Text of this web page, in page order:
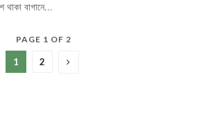
থাকা বাগানে...
PAGE 1 OF 2
1 2